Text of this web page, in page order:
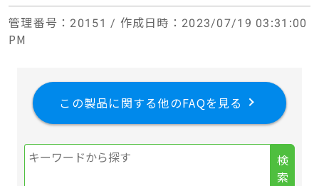
管理番号 ：20151 / 作成日時 ：2023/07/19 03:31:00
PM
この製品に関する他のFAQを見る
検
索